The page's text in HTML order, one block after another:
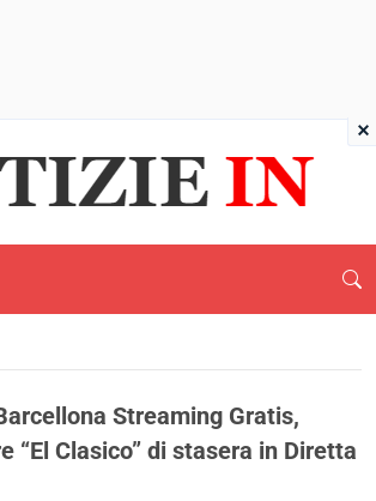
Streaming Gratis,
“El Clasico” di stasera in Diretta
×